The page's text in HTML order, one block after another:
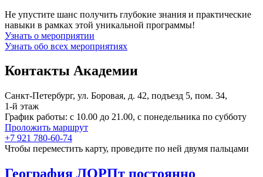
Не упустите шанс получить глубокие знания и практические
навыки в рамках этой уникальной программы!
Узнать о мероприятии
Узнать обо всех мероприятиях
Контакты Академии
Санкт-Петербург, ул. Боровая, д. 42, подъезд 5, пом. 34,
1‑й этаж
График работы: с 10.00 до 21.00, c понедельника по субботу
Проложить маршрут
+7 921 780-60-74
Чтобы переместить карту, проведите по ней двумя пальцами
География ЛОРПт постоянно